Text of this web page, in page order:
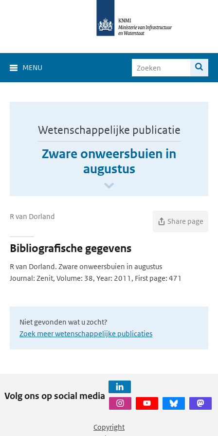
MENU
Wetenschappelijke publicatie
Zware onweersbuien in
augustus
R van Dorland
Share page
Bibliografische gegevens
R van Dorland. Zware onweersbuien in augustus
Journal: Zenit, Volume: 38, Year: 2011, First page: 471
Niet gevonden wat u zocht?
Zoek meer wetenschappelijke publicaties
Volg ons op social media
Copyright